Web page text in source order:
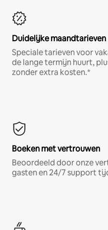
Duidelijke maandtarieven
Speciale tarieven voor
de lange termijn huurt,
zonder extra kosten.*
Boeken met vertrouwen
Beoordeeld door onze
gasten en 24/7 support